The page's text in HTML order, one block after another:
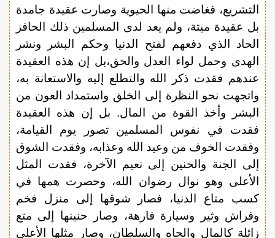
التشريع، فغاضت منها الحيوية وصارت عقيدة جامدة
بل عقيدة ميتة، ولم يعد لدى المسلمين ذلك الحافز
الحاد الذي دفعهم لفتح الدنيا وحكم البشر ونشر
الهدى وحمل لواء العدل والحق،بل إن هذه العقيدة
عندهم فقدت ذكر الله والتطلع إليه والاستعانة به،
واتجهت نحو النظرة إلى الخلق واستمداد العون من
البشر وأخذ القوة من المال. بل إن هذه العقيدة
فقدت في نفوس المسلمين تصور يوم القيامة،
وفقدت الخوف من وعيد الله وعذابه، وفقدت الشوق
إلى الجنة والحنين إلى نعيم الآخرة، فقدت المثل
الأعلى وهو نوال رضوان الله، وحصرت همها في
كسب متاع الدنيا، فصار شوقها إلى منزل فخم
وفراش وثير وسيارة فارهة، وصار حنينها إلى متع
زائلة كالمال والجاه والسلطان، وصار مثلها الأعلى